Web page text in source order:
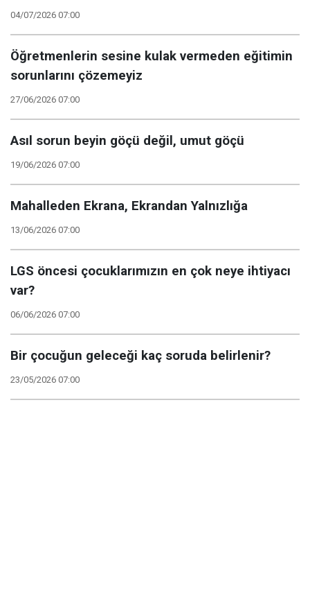
04/07/2026 07:00
Öğretmenlerin sesine kulak vermeden eğitimin
sorunlarını çözemeyiz
27/06/2026 07:00
Asıl sorun beyin göçü değil, umut göçü
19/06/2026 07:00
Mahalleden Ekrana, Ekrandan Yalnızlığa
13/06/2026 07:00
LGS öncesi çocuklarımızın en çok neye ihtiyacı
var?
06/06/2026 07:00
Bir çocuğun geleceği kaç soruda belirlenir?
23/05/2026 07:00